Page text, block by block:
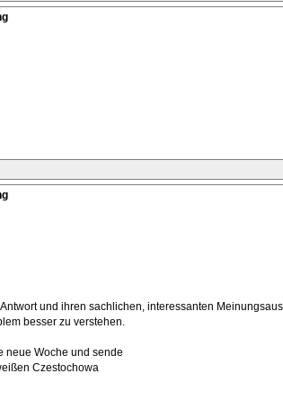
und ihren sachlichen, interessanten
besser zu verstehen.
neue Woche und sende
Czestochowa